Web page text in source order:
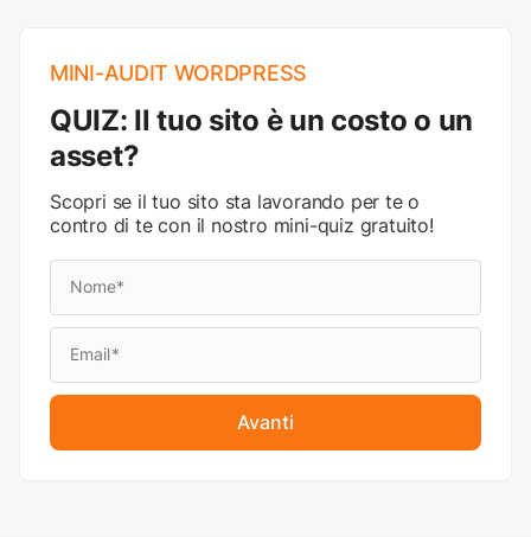
MINI-AUDIT WORDPRESS
QUIZ: Il tuo sito è un costo o un
asset?
Scopri se il tuo sito sta lavorando per te o
contro di te con il nostro mini-quiz gratuito!
Avanti